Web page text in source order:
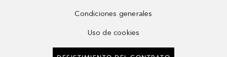
Condiciones generales
Uso de cookies